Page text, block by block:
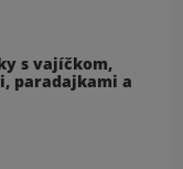
s vajíčkom,
paradajkami a